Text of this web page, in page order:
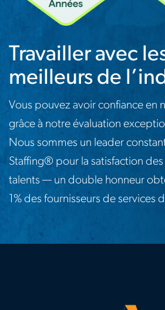
Travailler avec
meilleurs de
Vous pouvez avoir confiance en
grâce à notre évaluation
Nous sommes un leader
Staffing® pour la satisfaction
talents — un double honneur
1% des fournisseurs de services